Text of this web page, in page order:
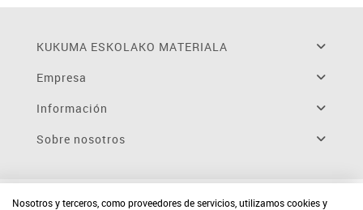
KUKUMA ESKOLAKO MATERIALA
Empresa
Información
Sobre nosotros
Nosotros y terceros, como proveedores de servicios, utilizamos cookies y